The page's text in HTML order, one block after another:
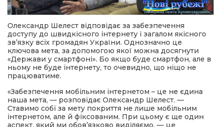
Олександр Шелест відповідає за забезпечення
доступу до швидкісного інтернету і загалом якісного
зв’язку всіх громадян України. Однозначно це
ключова мета, за допомогою якої можна досягнути
«Держави у смартфоні». Бо якщо буде смартфон, але в
ньому не буде інтернету, то очевидно, що ніщо не
працюватиме.
«Забезпечення мобільним інтернетом – це не єдина
наша мета, — розповідає Олександр Шелест. —
Ставимо собі за мету покриття не лише мобільним
інтернетом, але й фіксованим. При цьому є ще один
аспект, який ми обов’язково виділяємо, — це